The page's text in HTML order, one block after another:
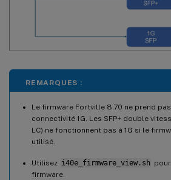
REMARQUES :
Le firmware Fortville 8.70 ne prend
connectivité 1G. Les SFP+ double
LC) ne fonctionnent pas à 1G si le
utilisé.
Utilisez i40e_firmware_view.sh
firmware.